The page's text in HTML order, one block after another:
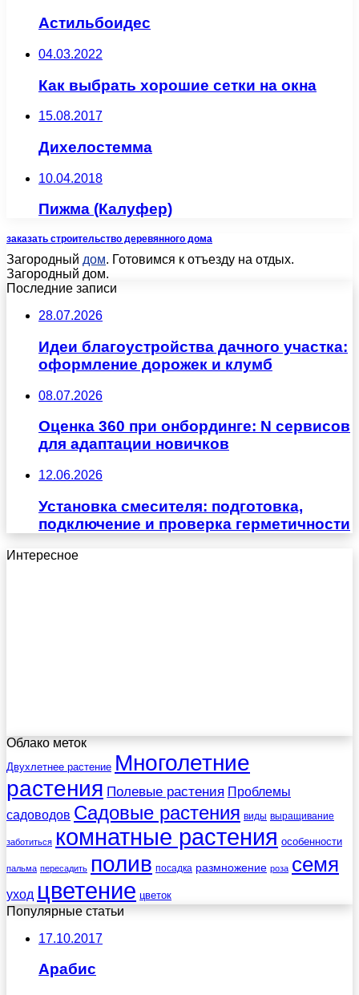
Астильбоидес
04.03.2022
Как выбрать хорошие сетки на окна
15.08.2017
Дихелостемма
10.04.2018
Пижма (Калуфер)
заказать строительство деревянного дома
Загородный дом. Готовимся к отъезду на отдых.
Загородный дом.
Последние записи
28.07.2026
Идеи благоустройства дачного участка:
оформление дорожек и клумб
08.07.2026
Оценка 360 при онбординге: N сервисов
для адаптации новичков
12.06.2026
Установка смесителя: подготовка,
подключение и проверка герметичности
Интересное
Облако меток
Двухлетнее растение Многолетние
растения Полевые растения Проблемы
садоводов Садовые растения виды выращивание
заботиться комнатные растения особенности
пальма пересадить полив посадка размножение роза семя
уход цветение цветок
Популярные статьи
17.10.2017
Арабис